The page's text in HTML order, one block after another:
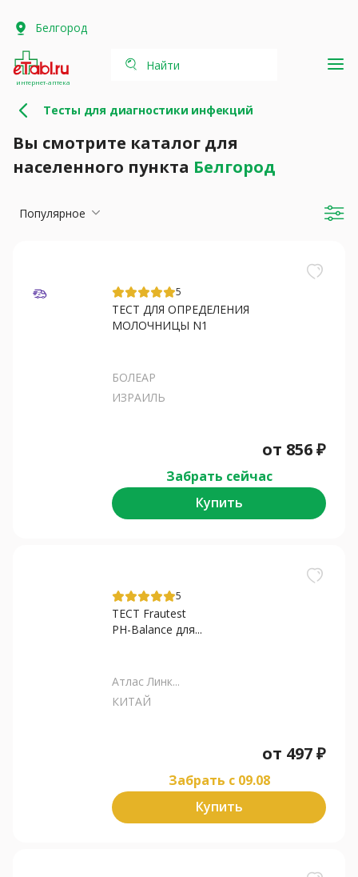
Белгород
интернет-аптека
Найти
Тесты для диагностики инфекций
Вы смотрите каталог для
населенного пункта Белгород
Популярное
5
ТЕСТ ДЛЯ ОПРЕДЕЛЕНИЯ
МОЛОЧНИЦЫ N1
БОЛЕАР
ИЗРАИЛЬ
от 856₽
Забрать сейчас
Купить
5
ТЕСТ Frautest
PH-Balance для...
Атлас Линк...
КИТАЙ
от 497₽
Забрать c 09.08
Купить